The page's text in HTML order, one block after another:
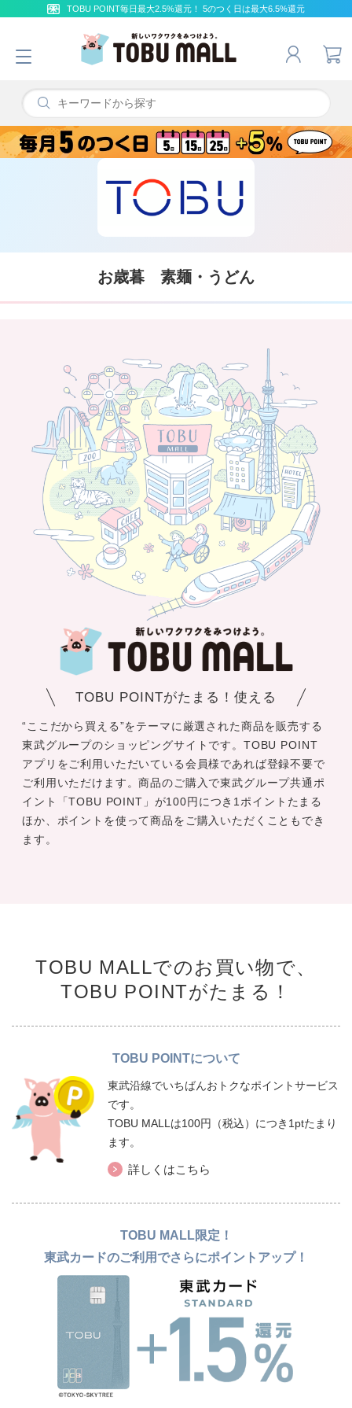
TOBU POINT毎日最大2.5%還元！ 5のつく日は最大6.5%還元
お歳暮 素麺・うどん
TOBU POINTがたまる！使える
“ここだから買える”をテーマに厳選された商品を販売する
東武グループのショッピングサイトです。TOBU POINT
アプリをご利用いただいている会員様であれば登録不要で
ご利用いただけます。商品のご購入で東武グループ共通ポ
イント「TOBU POINT」が100円につき1ポイントたまる
ほか、ポイントを使って商品をご購入いただくこともでき
ます。
TOBU MALLでのお買い物で、
TOBU POINTがたまる！
TOBU POINTについて
東武沿線でいちばんおトクなポイントサービス
です。
TOBU MALLは100円（税込）につき1ptたまり
ます。
詳しくはこちら
TOBU MALL限定！
東武カードのご利用でさらにポイントアップ！